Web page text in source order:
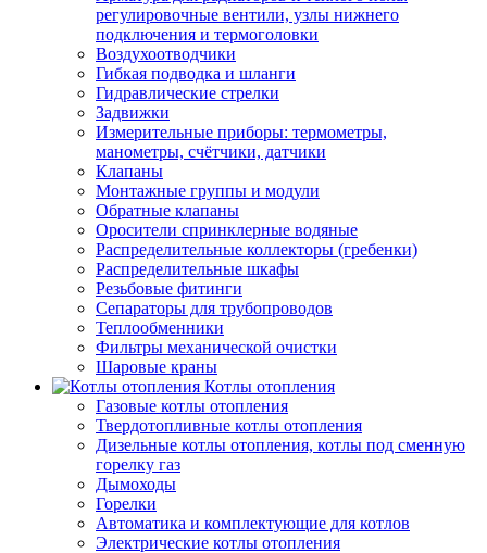
регулировочные вентили, узлы нижнего
подключения и термоголовки
Воздухоотводчики
Гибкая подводка и шланги
Гидравлические стрелки
Задвижки
Измерительные приборы: термометры,
манометры, счётчики, датчики
Клапаны
Монтажные группы и модули
Обратные клапаны
Оросители спринклерные водяные
Распределительные коллекторы (гребенки)
Распределительные шкафы
Резьбовые фитинги
Сепараторы для трубопроводов
Теплообменники
Фильтры механической очистки
Шаровые краны
Котлы отопления
Газовые котлы отопления
Твердотопливные котлы отопления
Дизельные котлы отопления, котлы под сменную
горелку газ
Дымоходы
Горелки
Автоматика и комплектующие для котлов
Электрические котлы отопления